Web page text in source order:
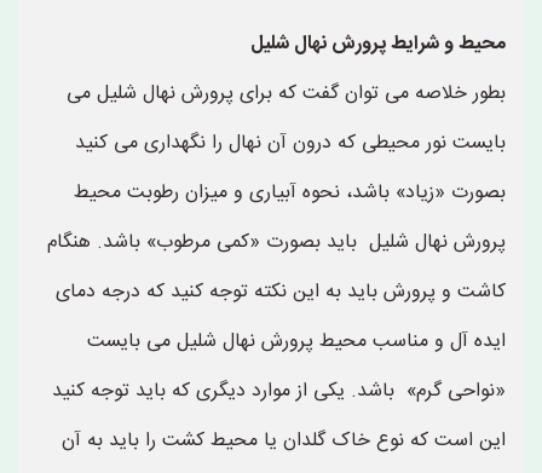
محیط و شرایط پرورش نهال شلیل
بطور خلاصه می توان گفت که برای پرورش نهال شلیل می
بایست نور محیطی که درون آن نهال را نگهداری می کنید
بصورت «زیاد» باشد، نحوه آبیاری و میزان رطوبت محیط
پرورش نهال شلیل باید بصورت «کمی مرطوب» باشد. هنگام
کاشت و پرورش باید به این نکته توجه کنید که درجه دمای
ایده آل و مناسب محیط پرورش نهال شلیل می بایست
«نواحی گرم» باشد. یکی از موارد دیگری که باید توجه کنید
این است که نوع خاک گلدان یا محیط کشت را باید به آن